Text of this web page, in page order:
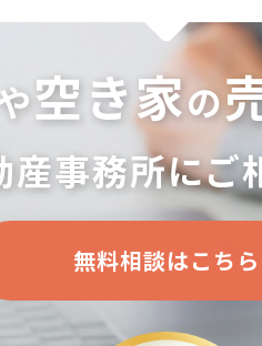
空き家の
産事務所にご
無料相談はこちら